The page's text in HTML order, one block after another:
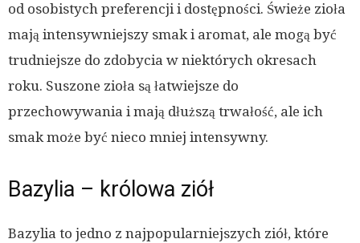
od osobistych preferencji i dostępności. Świeże zioła
mają intensywniejszy smak i aromat, ale mogą być
trudniejsze do zdobycia w niektórych okresach
roku. Suszone zioła są łatwiejsze do
przechowywania i mają dłuższą trwałość, ale ich
smak może być nieco mniej intensywny.
Bazylia – królowa ziół
Bazylia to jedno z najpopularniejszych ziół, które